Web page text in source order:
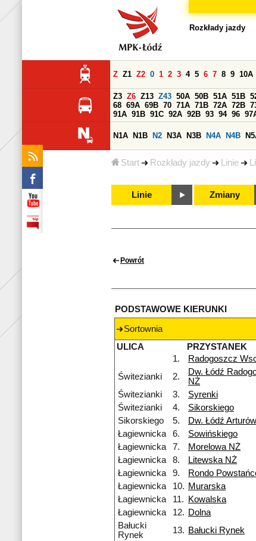
Start Rozkłady jazdy Linie
Rozkłady jazdy
Z Z1 Z2 0 1 2 3 4 5 6 7 8 9 10A
Z3 Z6 Z13 Z43 50A 50B 51A 51B
68 69A 69B 70 71A 71B 72A 72B
91A 91B 91C 92A 92B 93 94 96
N1A N1B N2 N3A N3B N4A N4B
Linie Zmiany
Powrót
PODSTAWOWE KIERUNKI
Sortownia
ULICA
PRZYSTANEK
1.
Radogoszcz
Świtezianki
2.
Dw. Łódź
NŻ
Świtezianki 3. Syrenki
Świtezianki
4. Sikorskiego
Sikorskiego
5. Dw. Łódź
Łagiewnicka
6. Sowińskiego
Łagiewnicka
7. Morelowa NŻ
Łagiewnicka
8. Litewska NŻ
Łagiewnicka
9. Rondo
Łagiewnicka
10. Murarska
Łagiewnicka
11. Kowalska
Łagiewnicka
12. Dolna
Bałucki
Rynek
13. Bałucki Rynek